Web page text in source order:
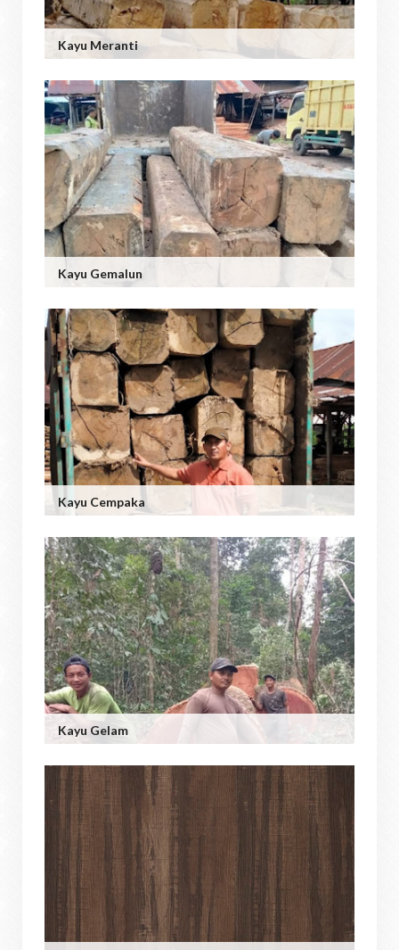
Kayu Meranti
Kayu Gemalun
Kayu Cempaka
Kayu Gelam